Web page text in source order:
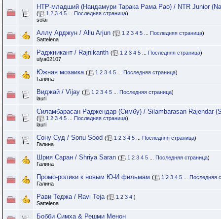
НТР-младший (Нандамури Тарака Рама Рао) / NTR Junior
( 1 2 3 4 5 Последняя страница)
solai
Аллу Арджун / Allu Arjun ( 1 2 3 4 5 Последняя страница)
Sattelena
Раджникант / Rajnikanth ( 1 2 3 4 5 Последняя страница)
ulya02107
Южная мозаика ( 1 2 3 4 5 Последняя страница)
Галина
Виджай / Vijay ( 1 2 3 4 5 Последняя страница)
lauri
Силамбарасан Раджендар (Симбу) / Silambarasan Rajendar
( 1 2 3 4 5 Последняя страница)
lauri
Сону Суд / Sonu Sood ( 1 2 3 4 5 Последняя страница)
Галина
Шрия Саран / Shriya Saran ( 1 2 3 4 5 Последняя страница)
Галина
Промо-ролики к новым Ю-И фильмам ( 1 2 3 4 5
Последняя
Галина
Рави Теджа / Ravi Teja ( 1 2 3 4 )
Sattelena
Бобби Симха & Решми Менон